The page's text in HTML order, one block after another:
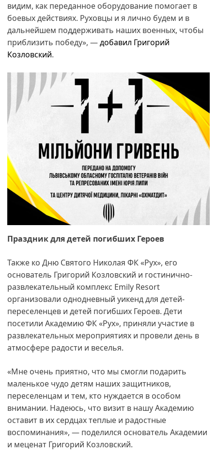
видим, как переданное оборудование помогает в
боевых действиях. Руховцы и я лично будем и в
дальнейшем поддерживать наших военных, чтобы
приблизить победу», —добавил Григорий
Козловский.
Праздник для детей погибших Героев
Также ко Дню Святого Николая ФК «Рух», его
основатель Григорий Козловский и гостинично-
развлекательный комплекс Emily Resort
организовали однодневный уикенд для детей-
переселенцев и детей погибших Героев. Дети
посетили Академию ФК «Рух», приняли участие в
развлекательных мероприятиях и провели день в
атмосфере радости и веселья.
«Мне очень приятно, что мы смогли подарить
маленькое чудо детям наших защитников,
переселенцам и тем, кто нуждается в особом
внимании. Надеюсь, что визит в нашу Академию
оставит в их сердцах теплые и радостные
воспоминания», — поделился основатель Академии
и меценат Григорий Козловский.